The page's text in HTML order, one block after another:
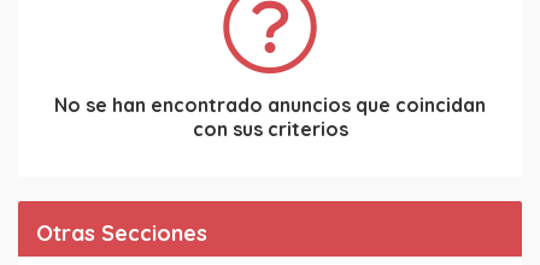
No se han encontrado anuncios que coincidan
con sus criterios
Otras Secciones